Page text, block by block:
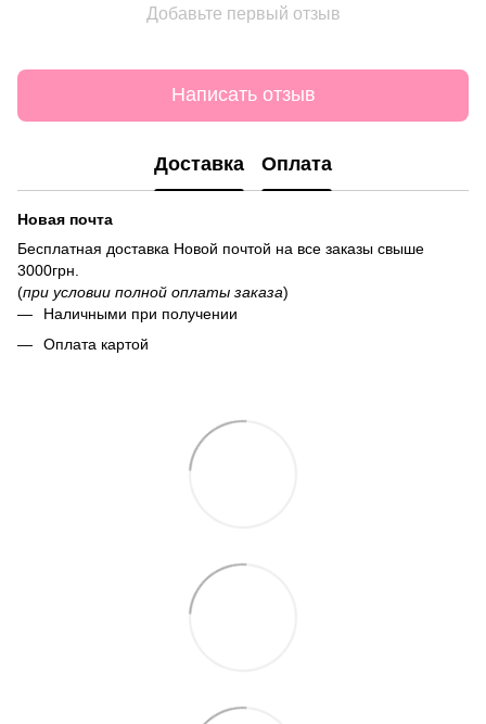
Добавьте первый отзыв
Написать отзыв
Доставка Оплата
Новая почта
Бесплатная доставка Новой почтой на все заказы свыше
3000грн.
(при условии полной оплаты заказа)
Наличными при получении
Оплата картой